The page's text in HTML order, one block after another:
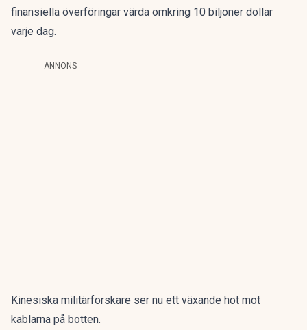
finansiella överföringar värda omkring 10 biljoner dollar
varje dag.
ANNONS
Kinesiska militärforskare ser nu ett växande hot mot
kablarna på botten.